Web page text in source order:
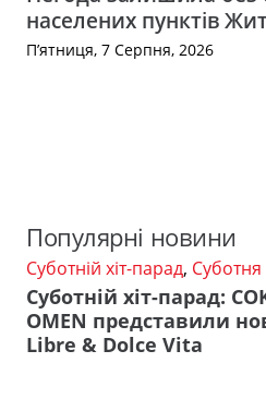
населених пунктів
П’ятниця, 7 Серпня, 2026
Популярні новини
Суботній хіт-парад, Суботня
Суботній хіт-парад:
OMEN представили
Libre & Dolce Vita